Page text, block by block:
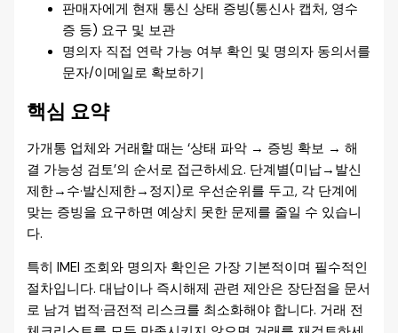
판매자에게 현재 통신 상태 증빙(통신사 캡처, 영수
증 등) 요구 및 보관
명의자 직접 연락 가능 여부 확인 및 명의자 동의서를
문자/이메일로 확보하기
핵심 요약
가개통 업체와 거래할 때는 ‘상태 파악 → 증빙 확보 → 해
결 가능성 검토’의 순서로 접근하세요. 단계별(미납→발신
제한→수·발신제한→정지)로 우선순위를 두고, 각 단계에
맞는 증빙을 요구하면 예상치 못한 문제를 줄일 수 있습니
다.
특히 IMEI 조회와 명의자 확인은 가장 기본적이며 필수적인
절차입니다. 대납이나 즉시해제 관련 제안은 장단점을 문서
로 남겨 법적·금전적 리스크를 최소화해야 합니다. 거래 전